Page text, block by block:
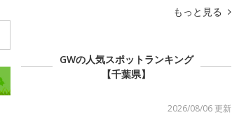
もっと見る
GWの人気スポットランキング
【千葉県】
2026/08/06 更新